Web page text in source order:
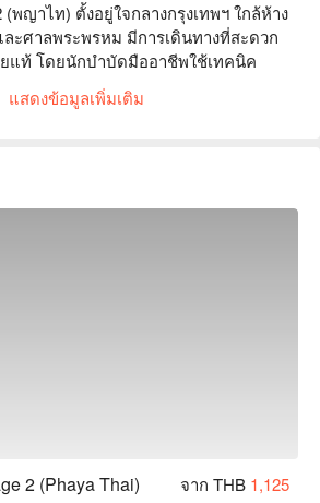
พญาไท) ตั้งอยู่ใจกลางกรุงเทพฯ ใกล้ห้าง
ะศาลพระพรหม มีการเดินทางที่สะดวก
แท้ โดยนักบำบัดมืออาชีพใช้เทคนิค
มเมื่อยล้าทางร่างกายและจิตใจ ได้รับคำ
ม่ว่าคุณจะเป็นมืออาชีพที่ต้องการผ่อน
คนได้สัมผัสประสบการณ์การรักษาแบบ
งผ่านฟันนาวเพื่อรับส่วนลดตอนนี้!
แสดงข้อมูลเพิ่มเติม
2 (Phaya Thai) จาก THB 1,125